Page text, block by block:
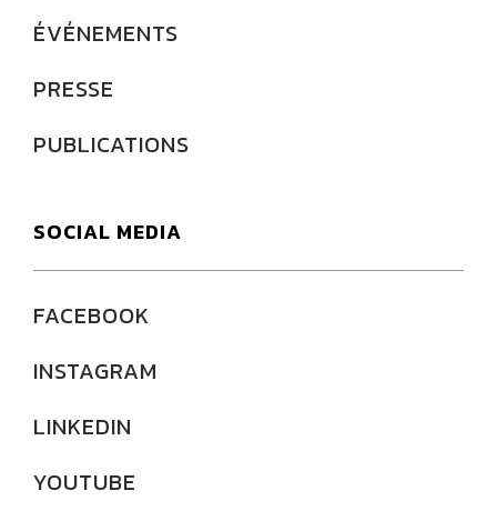
ÉVÉNEMENTS
PRESSE
PUBLICATIONS
SOCIAL MEDIA
FACEBOOK
INSTAGRAM
LINKEDIN
YOUTUBE